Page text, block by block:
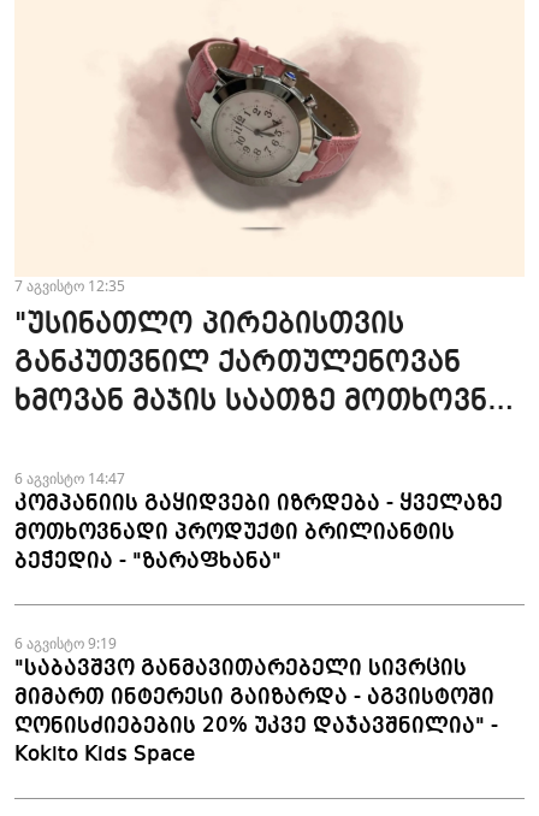
7 აგვისტო 12:35
"უსინათლო პირებისთვის
განკუთვნილ ქართულენოვან
ხმოვან მაჯის საათზე მოთხოვნა
6 აგვისტო 14:47
კომპანიის გაყიდვები იზრდება - ყველაზე
მოთხოვნადი პროდუქტი ბრილიანტის
ბეჭედია - "ზარაფხანა"
6 აგვისტო 9:19
"საბავშვო განმავითარებელი სივრცის
მიმართ ინტერესი გაიზარდა - აგვისტოში
ღონისძიებების 20% უკვე დაჯავშნილია" -
Kokito Kids Space